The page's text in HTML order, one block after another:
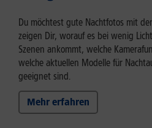
Du möchtest gute Nachtfotos mit
zeigen Dir, worauf es bei wenig
Szenen ankommt, welche
welche aktuellen Modelle für
geeignet sind.
Mehr erfahren